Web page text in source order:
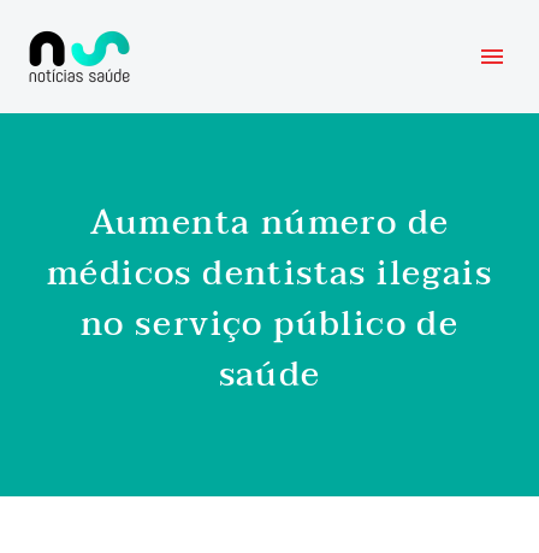
Aumenta número de
médicos dentistas ilegais
no serviço público de
saúde